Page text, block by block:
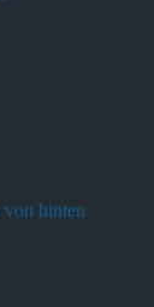
von hinten